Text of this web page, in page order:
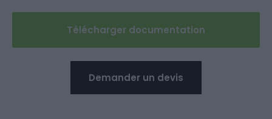
Télécharger documentation
Demander un devis